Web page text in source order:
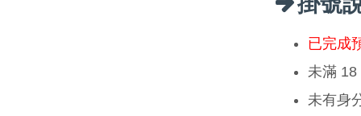
已完成
未滿 18
未有身